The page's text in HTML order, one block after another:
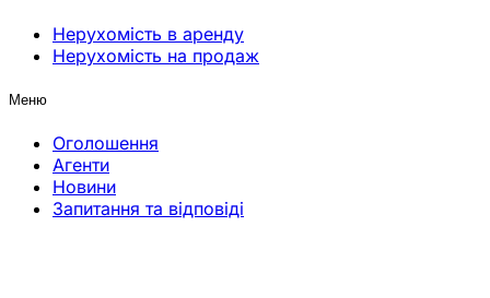
Нерухомість в аренду
Нерухомість на продаж
Меню
Оголошення
Агенти
Новини
Запитання та відповіді